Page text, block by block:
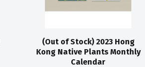
(Out of Stock) 2023 Hong
Kong Native Plants Monthly
Calendar